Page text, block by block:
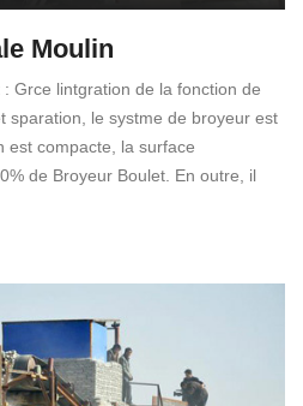
Moulin
Grce lintgration de la fonction de
sparation, le systme de broyeur est
est compacte, la surface
de Broyeur Boulet. En outre, il